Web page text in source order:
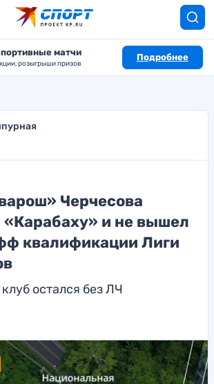
матчи
розыгрыши призов
Подробнее
Черчесова
«Карабаху» и не вышел
квалификации Лиги
остался без ЛЧ